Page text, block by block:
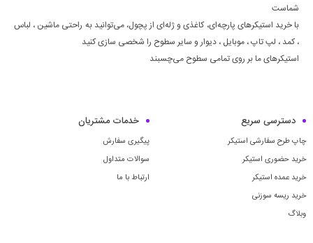
شماست
با خرید استیکرهای پارچه‌ای، کاغذی و ژله‌ای از پچول، می‌توانید به راحتی ماشين ، لباس
، كمد ، لپ تاپ ، موبايل ، ديوار و سایر سطوح را شخصی سازی کنید
استیکرهای ما بر روی تمامی سطوح می‌چسبند
دسترسی سریع
چاپ طرح سفارشی استیکر
خرید حضوری استیکر
خرید عمده استیکر
خرید ریسه سوزنی
وبلاگ
خدمات مشتریان
پیگیری سفارش
سوالات متداول
ارتباط با ما